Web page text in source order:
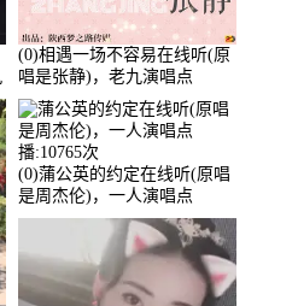
(0)相遇一场不容易在线听(原
唱是张静)，老九演唱点
播:11453次
(0)蒲公英的约定在线听(原唱
是周杰伦)，一人演唱点
播:10765次